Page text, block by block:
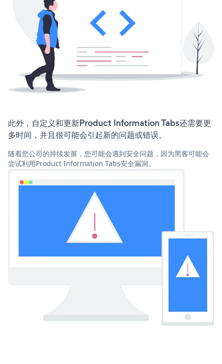
此外，自定义和更新Product Information Tabs还需要更
多时间，并且很可能会引起新的问题或错误。
随着您公司的持续发展，您可能会遇到安全问题，因为黑客可能会
尝试利用Product Information Tabs安全漏洞。